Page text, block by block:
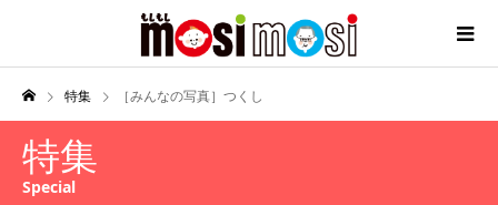
特集 ［みんなの写真］つくし
特集
Special